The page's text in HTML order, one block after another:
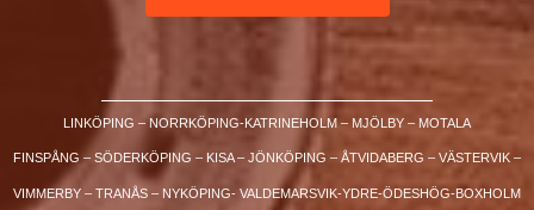
LINKÖPING – NORRKÖPING-KATRINEHOLM – MJÖLBY – MOTALA
FINSPÅNG – SÖDERKÖPING – KISA – JÖNKÖPING – ÅTVIDABERG – VÄSTERVIK –
VIMMERBY – TRANÅS – NYKÖPING- VALDEMARSVIK-YDRE-ÖDESHÖG-BOXHOLM